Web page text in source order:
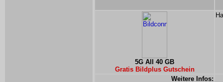
5G All 40 GB
Gratis Bildplus Gutschein
Weitere Infos: